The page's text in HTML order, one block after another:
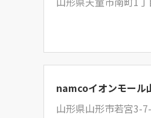
namcoイオンモール
山形県山形市若宮3-